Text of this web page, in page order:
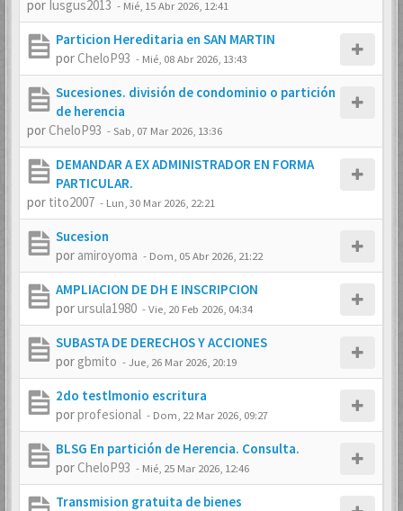
por Iusgus2013 - Mié, 15 Abr 2026, 12:41
Particion Hereditaria en SAN MARTIN
porCheloP93 - Mié, 08 Abr 2026, 13:43
Sucesiones. división de condominio o partición
de herencia
por CheloP93 -Sab, 07 Mar 2026, 13:36
DEMANDAR A EX ADMINISTRADOR EN FORMA
PARTICULAR.
por tito2007 - Lun, 30 Mar 2026, 22:21
Sucesion
por amiroyoma - Dom, 05 Abr 2026, 21:22
AMPLIACION DE DH E INSCRIPCION
porursula1980 -Vie, 20 Feb 2026, 04:34
SUBASTA DE DERECHOS Y ACCIONES
por gbmito -Jue, 26 Mar 2026, 20:19
2do testlmonio escritura
porprofesional - Dom, 22 Mar 2026, 09:27
BLSG En partición de Herencia. Consulta.
por CheloP93 - Mié, 25 Mar 2026, 12:46
Transmision gratuita de bienes